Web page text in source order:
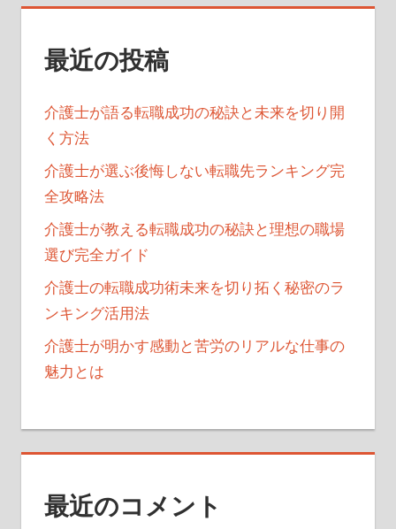
ン
最近の投稿
介護士が語る転職成功の秘訣と未来を切り開
く方法
介護士が選ぶ後悔しない転職先ランキング完
全攻略法
介護士が教える転職成功の秘訣と理想の職場
選び完全ガイド
介護士の転職成功術未来を切り拓く秘密のラ
ンキング活用法
介護士が明かす感動と苦労のリアルな仕事の
魅力とは
最近のコメント